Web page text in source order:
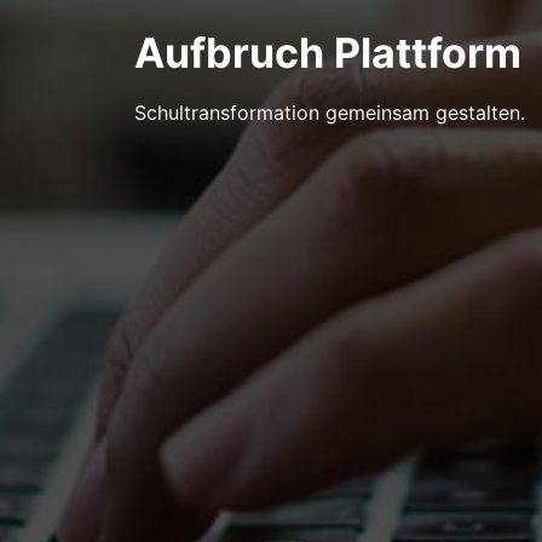
Aufbruch Plattform
Schultransformation gemeinsam gestalten.